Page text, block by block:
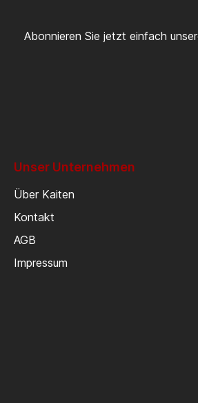
Abonnieren Sie jetzt einfach
Unser Unternehmen
Über Kaiten
Kontakt
AGB
Impressum